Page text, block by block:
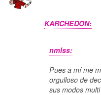
KARCHEDON:
nmlss:
Pues a mí me
orgulloso de
sus modos